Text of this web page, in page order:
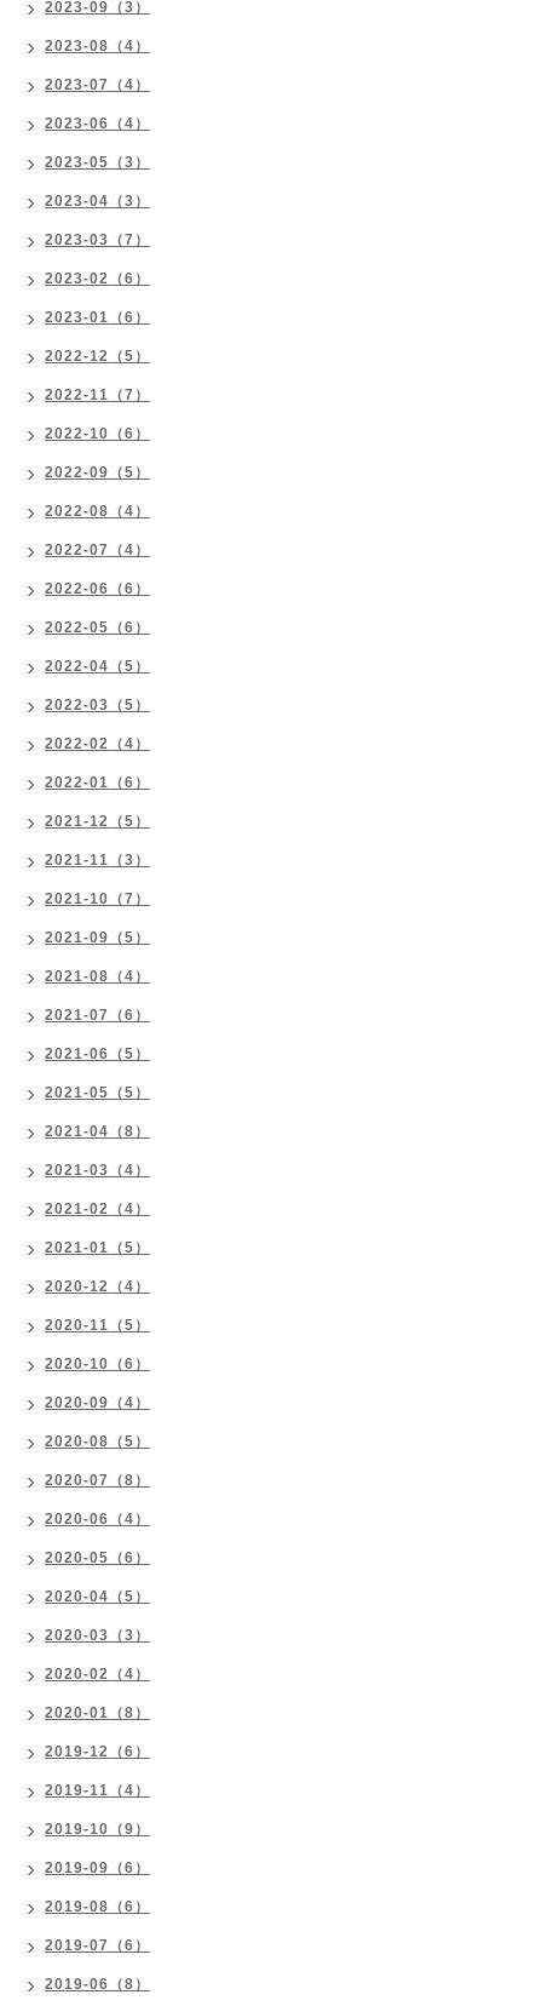
2023-09（3）
2023-08（4）
2023-07（4）
2023-06（4）
2023-05（3）
2023-04（3）
2023-03（7）
2023-02（6）
2023-01（6）
2022-12（5）
2022-11（7）
2022-10（6）
2022-09（5）
2022-08（4）
2022-07（4）
2022-06（6）
2022-05（6）
2022-04（5）
2022-03（5）
2022-02（4）
2022-01（6）
2021-12（5）
2021-11（3）
2021-10（7）
2021-09（5）
2021-08（4）
2021-07（6）
2021-06（5）
2021-05（5）
2021-04（8）
2021-03（4）
2021-02（4）
2021-01（5）
2020-12（4）
2020-11（5）
2020-10（6）
2020-09（4）
2020-08（5）
2020-07（8）
2020-06（4）
2020-05（6）
2020-04（5）
2020-03（3）
2020-02（4）
2020-01（8）
2019-12（6）
2019-11（4）
2019-10（9）
2019-09（6）
2019-08（6）
2019-07（6）
2019-06（8）